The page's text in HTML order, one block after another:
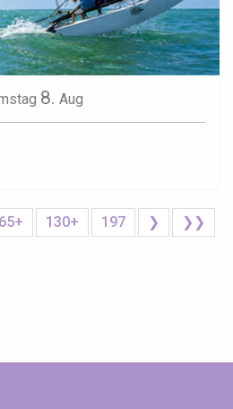
8. Aug
65+ 130+ 197 ❯ ❯❯